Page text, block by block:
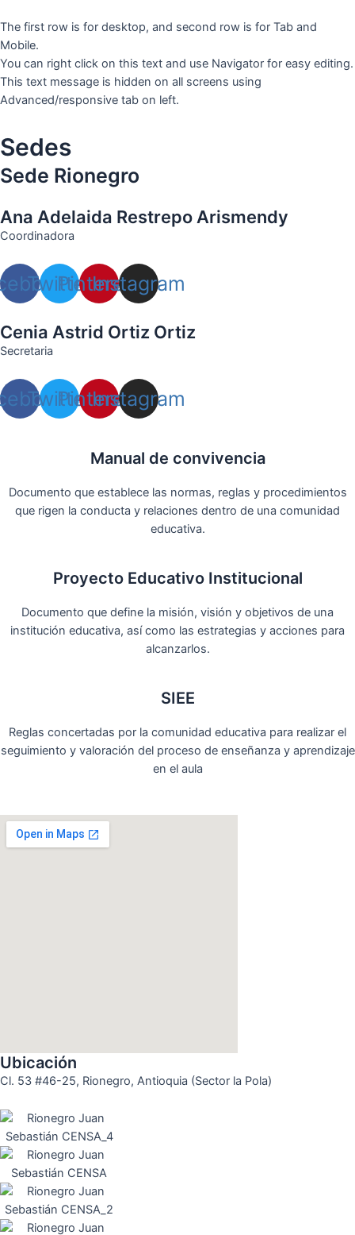
The first row is for desktop, and second row is for Tab and
Mobile.
You can right click on this text and use Navigator for easy editing.
This text message is hidden on all screens using
Advanced/responsive tab on left.
Sedes
Sede Rionegro
Ana Adelaida Restrepo Arismendy
Coordinadora
Twitter
Pinterest
Instagram
Cenia Astrid Ortiz Ortiz
Secretaria
Twitter
Pinterest
Instagram
Manual de convivencia
Documento que establece las normas, reglas y procedimientos
que rigen la conducta y relaciones dentro de una comunidad
educativa.
Proyecto Educativo Institucional
Documento que define la misión, visión y objetivos de una
institución educativa, así como las estrategias y acciones para
alcanzarlos.
SIEE
Reglas concertadas por la comunidad educativa para realizar el
seguimiento y valoración del proceso de enseñanza y aprendizaje
en el aula
Ubicación
Cl. 53 #46-25, Rionegro, Antioquia (Sector la Pola)